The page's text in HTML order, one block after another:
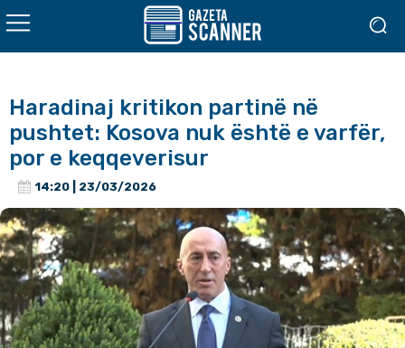
Haradinaj kritikon partinë në
pushtet: Kosova nuk është e varfër,
por e keqqeverisur
14:20 | 23/03/2026